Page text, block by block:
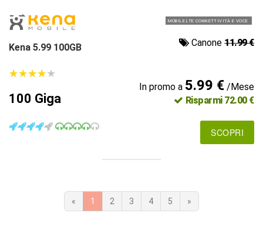
MOBILE LTE CONNETTIVITÀ E VOCE
Kena 5.99 100GB Canone11.99 €
★★★★★
★★★★★
100 Giga
In promo a 5.99 €/Mese
Risparmi 72.00 €
SCOPRI
« 1 2 3 4 5 »